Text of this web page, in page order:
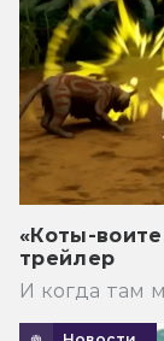
«Коты-
трейлер
И когда там